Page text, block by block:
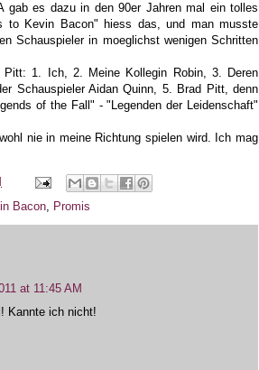
gab es dazu in den 90er Jahren mal ein tolles
to Kevin Bacon" hiess das, und man musste
Schauspieler in moeglichst wenigen Schritten
Pitt: 1. Ich, 2. Meine Kollegin Robin, 3. Deren
Schauspieler Aidan Quinn, 5. Brad Pitt, denn
of the Fall" - "Legenden der Leidenschaft"
nie in meine Richtung spielen wird. Ich mag
Bacon, Promis
at 11:45 AM
Kannte ich nicht!